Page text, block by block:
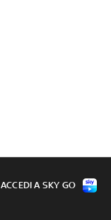
ACCEDI A SKY GO